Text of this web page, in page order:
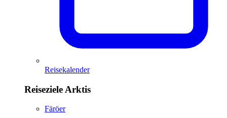
Reisekalender
Reiseziele Arktis
Färöer